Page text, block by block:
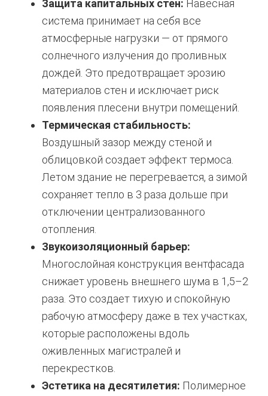
Защита капитальных стен: Навесная
система принимает на себя все
атмосферные нагрузки — от прямого
солнечного излучения до проливных
дождей. Это предотвращает эрозию
материалов стен и исключает риск
появления плесени внутри помещений.
Термическая стабильность:
Воздушный зазор между стеной и
облицовкой создает эффект термоса.
Летом здание не перегревается, а зимой
сохраняет тепло в 3 раза дольше при
отключении централизованного
отопления.
Звукоизоляционный барьер:
Многослойная конструкция вентфасада
снижает уровень внешнего шума в 1,5–2
раза. Это создает тихую и спокойную
рабочую атмосферу даже в тех участках,
которые расположены вдоль
оживленных магистралей и
перекрестков.
Эстетика на десятилетия: Полимерное